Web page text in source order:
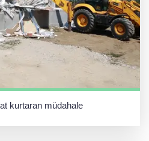
kurtaran müdahale